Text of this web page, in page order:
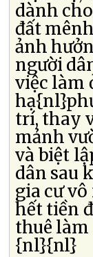
dành
đất
ảnh
người
việc làm
trí, thay
mảnh
và biệt
dân sau
gia cư
hết tiền
thuê làm
{nl}{nl}